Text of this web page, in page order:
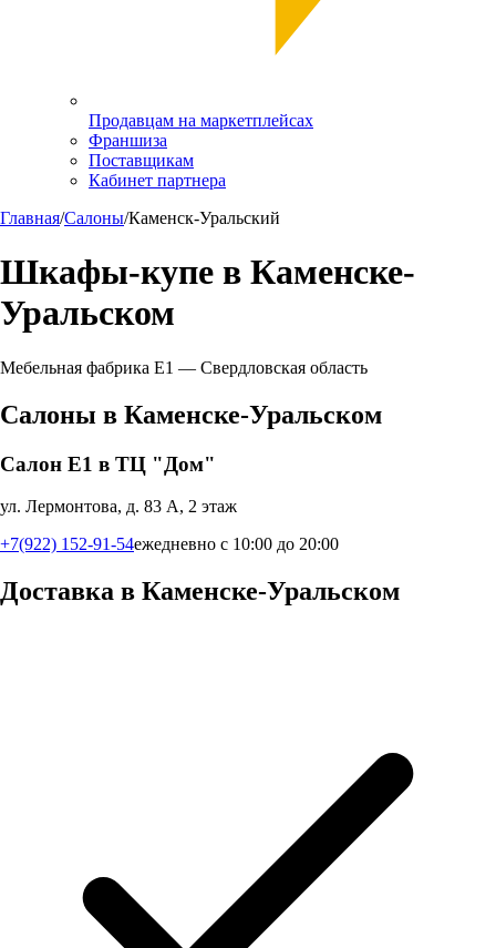
Продавцам на маркетплейсах
Франшиза
Поставщикам
Кабинет партнера
Главная/Салоны/Каменск-Уральский
Шкафы-купе в Каменске-
Уральском
Мебельная фабрика Е1 — Свердловская область
Салоны в Каменске-Уральском
Салон Е1 в ТЦ "Дом"
ул. Лермонтова, д. 83 А, 2 этаж
+7(922) 152-91-54ежедневно с 10:00 до 20:00
Доставка в Каменске-Уральском